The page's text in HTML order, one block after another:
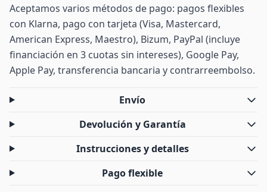
Aceptamos varios métodos de pago: pagos flexibles
con Klarna, pago con tarjeta (Visa, Mastercard,
American Express, Maestro), Bizum, PayPal (incluye
financiación en 3 cuotas sin intereses), Google Pay,
Apple Pay, transferencia bancaria y contrarreembolso.
Envío
Devolución y Garantía
Instrucciones y detalles
Pago flexible